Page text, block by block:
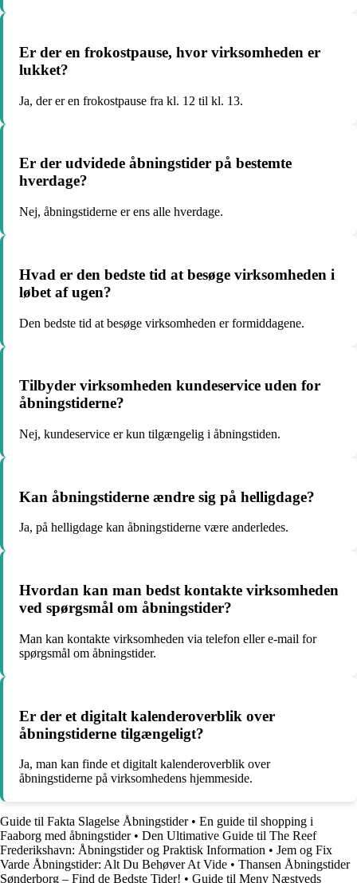
Er der en frokostpause, hvor virksomheden er
lukket?
Ja, der er en frokostpause fra kl. 12 til kl. 13.
Er der udvidede åbningstider på bestemte
hverdage?
Nej, åbningstiderne er ens alle hverdage.
Hvad er den bedste tid at besøge virksomheden i
løbet af ugen?
Den bedste tid at besøge virksomheden er formiddagene.
Tilbyder virksomheden kundeservice uden for
åbningstiderne?
Nej, kundeservice er kun tilgængelig i åbningstiden.
Kan åbningstiderne ændre sig på helligdage?
Ja, på helligdage kan åbningstiderne være anderledes.
Hvordan kan man bedst kontakte virksomheden
ved spørgsmål om åbningstider?
Man kan kontakte virksomheden via telefon eller e-mail for
spørgsmål om åbningstider.
Er der et digitalt kalenderoverblik over
åbningstiderne tilgængeligt?
Ja, man kan finde et digitalt kalenderoverblik over
åbningstiderne på virksomhedens hjemmeside.
Guide til Fakta Slagelse Åbningstider• En guide til shopping i
Faaborg med åbningstider• Den Ultimative Guide til The Reef
Frederikshavn: Åbningstider og Praktisk Information • Jem og Fix
Varde Åbningstider: Alt Du Behøver At Vide • Thansen Åbningstider
Sønderborg – Find de Bedste Tider! • Guide til Meny Næstveds